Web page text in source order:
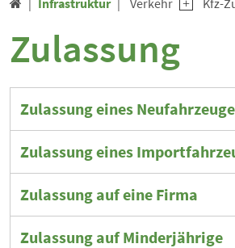

Zulassung
Zulassung eines
Zulassung eines
Zulassung auf eine Firma
Zulassung auf Minderjährige